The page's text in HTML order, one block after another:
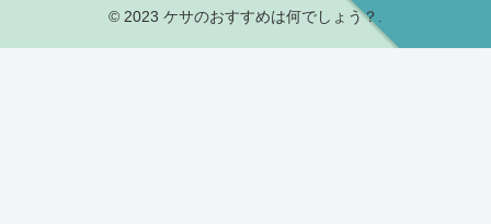
© 2023 ケサのおすすめは何でしょう？.